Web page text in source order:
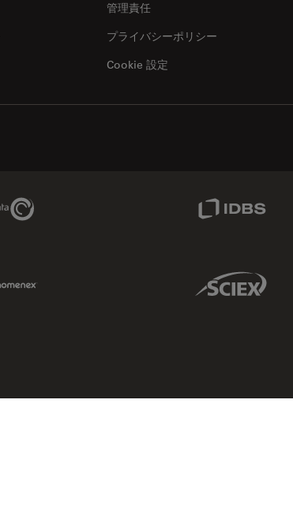
管理責任
プライバシーポリシー
Cookie 設定
Genedata Link
Sciex Link